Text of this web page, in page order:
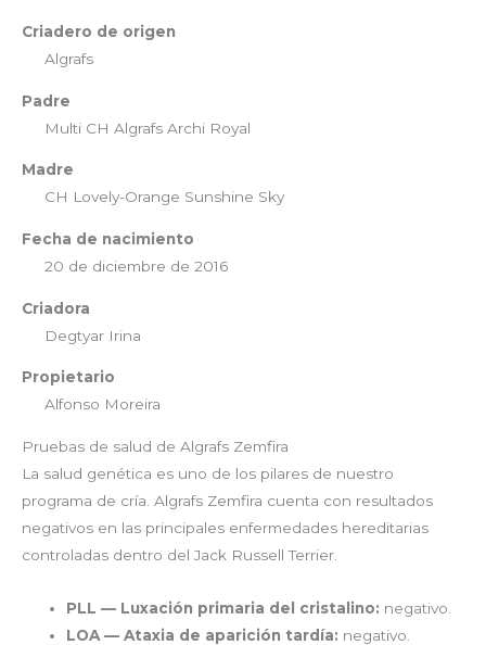
Criadero de origen
Algrafs
Padre
Multi CH Algrafs Archi Royal
Madre
CH Lovely-Orange Sunshine Sky
Fecha de nacimiento
20 de diciembre de 2016
Criadora
Degtyar Irina
Propietario
Alfonso Moreira
Pruebas de salud de Algrafs Zemfira
La salud genética es uno de los pilares de nuestro
programa de cría. Algrafs Zemfira cuenta con resultados
negativos en las principales enfermedades hereditarias
controladas dentro del Jack Russell Terrier.
PLL — Luxación primaria del cristalino: negativo.
LOA — Ataxia de aparición tardía: negativo.